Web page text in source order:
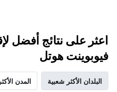
اعثر على نتائج أفضل
فيوبوينت هوتل
البلدان الأكثر شعبية المدن